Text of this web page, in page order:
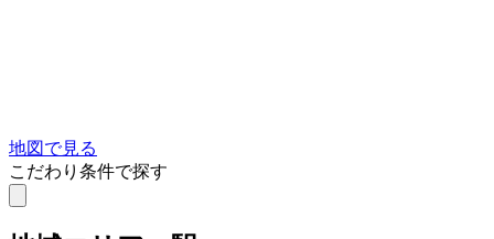
地図で見る
こだわり条件で探す